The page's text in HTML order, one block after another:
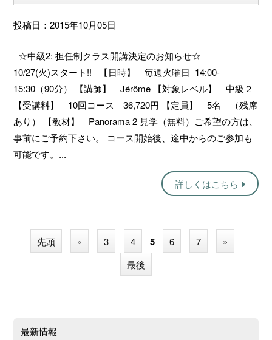
投稿日：2015年10月05日
☆中級2: 担任制クラス開講決定のお知らせ☆
10/27(火)スタート!! 【日時】 毎週火曜日 14:00-
15:30（90分） 【講師】 Jérôme 【対象レベル】 中級２
【受講料】 10回コース 36,720円 【定員】 5名 （残席
あり） 【教材】 Panorama 2 見学（無料）ご希望の方は、
事前にご予約下さい。 コース開始後、途中からのご参加も
可能です。...
詳しくはこちら
先頭 « 3 4 5 6 7
»
最後
最新情報